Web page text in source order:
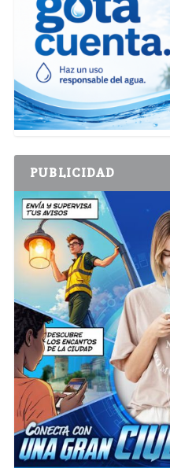
PUBLICIDAD